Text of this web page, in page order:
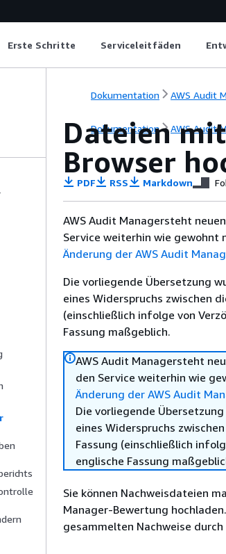
Erste Schritte Serviceleitfäden
Dokumentation AWS Audit
Dokumentation AWS Audit
Dateien
Browser
PDF RSS Markdown
AWS Audit Managersteht
Service weiterhin wie
Änderung der AWS Audit
Die vorliegende Übersetzung
eines Widerspruchs zwischen
(einschließlich infolge von
Fassung maßgeblich.
AWS Audit Managersteht
den Service weiterhin wie
Änderung der AWS Audit
Die vorliegende
eines Widerspruchs
Fassung (einschließlich
englische Fassung
Sie können Nachweisdateien
Manager-Bewertung
gesammelten Nachweise